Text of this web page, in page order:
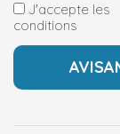
J'accepte les
conditions